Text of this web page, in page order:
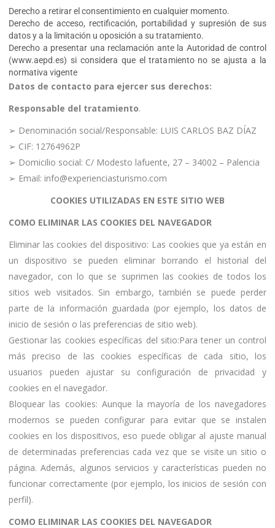
Derecho a retirar el consentimiento en cualquier momento.
Derecho de acceso, rectificación, portabilidad y supresión de sus
datos y a la limitación u oposición a su tratamiento.
Derecho a presentar una reclamación ante la Autoridad de control
(www.aepd.es) si considera que el tratamiento no se ajusta a la
normativa vigente
Datos de contacto para ejercer sus derechos:
Responsable del tratamiento.
➢ Denominación social/Responsable: LUIS CARLOS BAZ DÍAZ
➢ CIF: 12764962P
➢ Domicilio social: C/ Modesto lafuente, 27 – 34002 – Palencia
➢ Email: info@experienciasturismo.com
COOKIES UTILIZADAS EN ESTE SITIO WEB
COMO ELIMINAR LAS COOKIES DEL NAVEGADOR
Eliminar las cookies del dispositivo: Las cookies que ya están en
un dispositivo se pueden eliminar borrando el historial del
navegador, con lo que se suprimen las cookies de todos los
sitios web visitados. Sin embargo, también se puede perder
parte de la información guardada (por ejemplo, los datos de
inicio de sesión o las preferencias de sitio web).
Gestionar las cookies específicas del sitio:Para tener un control
más preciso de las cookies específicas de cada sitio, los
usuarios pueden ajustar su configuración de privacidad y
cookies en el navegador.
Bloquear las cookies: Aunque la mayoría de los navegadores
modernos se pueden configurar para evitar que se instalen
cookies en los dispositivos, eso puede obligar al ajuste manual
de determinadas preferencias cada vez que se visite un sitio o
página. Además, algunos servicios y características pueden no
funcionar correctamente (por ejemplo, los inicios de sesión con
perfil).
COMO ELIMINAR LAS COOKIES DEL NAVEGADOR